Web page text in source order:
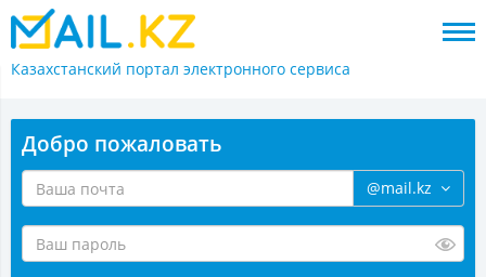
Казахстанский портал электронного сервиса
Добро пожаловать
@mail.kz